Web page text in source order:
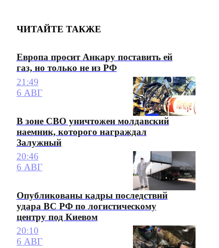
ЧИТАЙТЕ ТАКЖЕ
Европа просит Анкару поставить ей
газ, но только не из РФ
21:49
6 АВГ
В зоне СВО уничтожен молдавский
наемник, которого награждал
Залужный
20:46
6 АВГ
Опубликованы кадры последствий
удара ВС РФ по логистическому
центру под Киевом
20:10
6 АВГ